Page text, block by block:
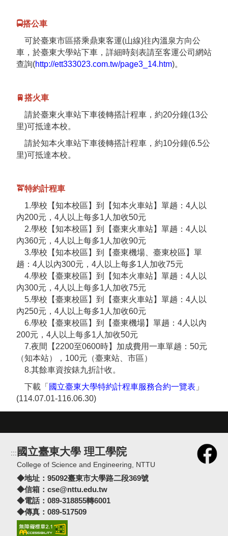
🚍搭公車
可於臺東市區搭乘鼎東客運(山線)往內溫泉方向公
車，於臺東大學站下車，詳細時刻表請至客運公司網站
查詢(http://ett333023.com.tw/page3_14.htm)。
🚆搭火車
請於臺東火車站下車後轉搭計程車，約20分鐘(13公
里)可抵達本校。
請於知本火車站下車後轉搭計程車，約10分鐘(6.5公
里)可抵達本校。
🚖特約計程車
1.學校【知本校區】到【知本火車站】單趟：4人以
內200元，4人以上每多1人加收50元
2.學校【知本校區】到【臺東火車站】單趟：4人以
內360元，4人以上每多1人加收90元
3.學校【知本校區】到【臺東機場、臺東校區】單
趟：4人以內300元，4人以上每多1人加收75元
4.學校【臺東校區】到【知本火車站】單趟：4人以
內300元，4人以上每多1人加收75元
5.學校【臺東校區】到【臺東火車站】單趟：4人以
內250元，4人以上每多1人加收60元
6.學校【臺東校區】到【臺東機場】單趟：4人以內
200元，4人以上每多1人加收50元
7.夜間【2200至0600時】加成費用一車單趟：50元
（知本站），100元（臺東站、市區）
8.其餘車資按錶九折計收。
下載「 國立臺東大學特約計程車服務合約一覽表 」
(114.07.01-116.06.30)
::: 國立臺東大學 理工學院
College of Science and Engineering, NTTU
◆地址： 95092臺東市大學路二段369號
◆信箱： cse@nttu.edu.tw
◆電話：089-318855轉6001
◆傳真：089-517509